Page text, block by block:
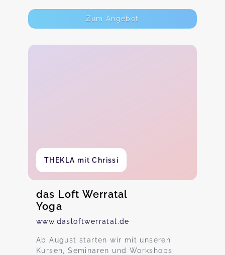
Zum Angebot
THEKLA mit Chrissi
das Loft Werratal
Yoga
www.dasloftwerratal.de
Ab August starten wir mit unseren
Kursen, Seminaren und Workshops,